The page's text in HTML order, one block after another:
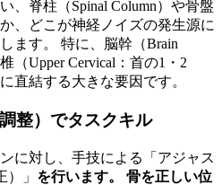
、脊柱（Spinal Column）や骨盤
、どこが神経ノイズの発生源に
ます。 特に、脳幹（Brain
（Upper Cervical：首の1・2
直結する大きな要因です。
整）でタスクキル
に対し、手技による「アジャス
）」 を行います。 骨を正しい位